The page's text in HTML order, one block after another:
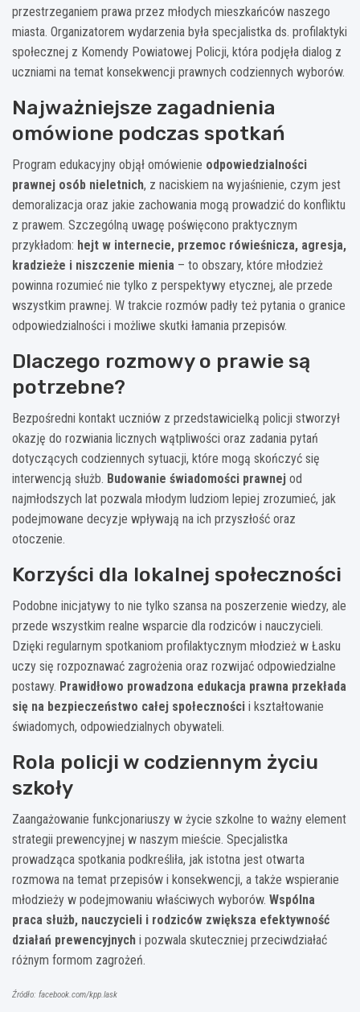
przestrzeganiem prawa przez młodych mieszkańców naszego
miasta. Organizatorem wydarzenia była specjalistka ds. profilaktyki
społecznej z Komendy Powiatowej Policji, która podjęła dialog z
uczniami na temat konsekwencji prawnych codziennych wyborów.
Najważniejsze zagadnienia
omówione podczas spotkań
Program edukacyjny objął omówienie odpowiedzialności
prawnej osób nieletnich, z naciskiem na wyjaśnienie, czym jest
demoralizacja oraz jakie zachowania mogą prowadzić do konfliktu
z prawem. Szczególną uwagę poświęcono praktycznym
przykładom: hejt w internecie, przemoc rówieśnicza, agresja,
kradzieże i niszczenie mienia – to obszary, które młodzież
powinna rozumieć nie tylko z perspektywy etycznej, ale przede
wszystkim prawnej. W trakcie rozmów padły też pytania o granice
odpowiedzialności i możliwe skutki łamania przepisów.
Dlaczego rozmowy o prawie są
potrzebne?
Bezpośredni kontakt uczniów z przedstawicielką policji stworzył
okazję do rozwiania licznych wątpliwości oraz zadania pytań
dotyczących codziennych sytuacji, które mogą skończyć się
interwencją służb. Budowanie świadomości prawnej od
najmłodszych lat pozwala młodym ludziom lepiej zrozumieć, jak
podejmowane decyzje wpływają na ich przyszłość oraz
otoczenie.
Korzyści dla lokalnej społeczności
Podobne inicjatywy to nie tylko szansa na poszerzenie wiedzy, ale
przede wszystkim realne wsparcie dla rodziców i nauczycieli.
Dzięki regularnym spotkaniom profilaktycznym młodzież w Łasku
uczy się rozpoznawać zagrożenia oraz rozwijać odpowiedzialne
postawy. Prawidłowo prowadzona edukacja prawna przekłada
się na bezpieczeństwo całej społeczności i kształtowanie
świadomych, odpowiedzialnych obywateli.
Rola policji w codziennym życiu
szkoły
Zaangażowanie funkcjonariuszy w życie szkolne to ważny element
strategii prewencyjnej w naszym mieście. Specjalistka
prowadząca spotkania podkreśliła, jak istotna jest otwarta
rozmowa na temat przepisów i konsekwencji, a także wspieranie
młodzieży w podejmowaniu właściwych wyborów. Wspólna
praca służb, nauczycieli i rodziców zwiększa efektywność
działań prewencyjnych i pozwala skuteczniej przeciwdziałać
różnym formom zagrożeń.
Źródło: facebook.com/kpp.lask